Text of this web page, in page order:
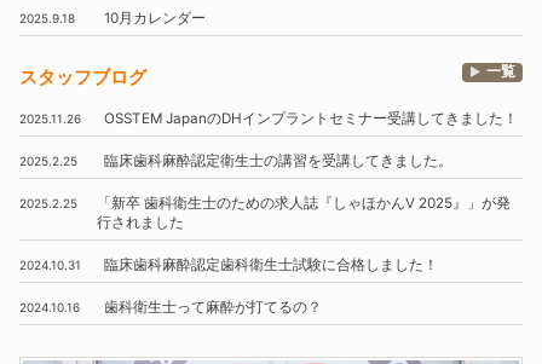
2025.9.18 10月 カレンダー
スタッフブログ 一覧
2025.11.26 OSSTEM JapanのDHインプラントセミナー受講してきました！
2025.2.25 臨床歯科麻酔認定衛生士の講習を受講してきました。
2025.2.25 「新卒 歯科衛生士のための求人誌『しゃほかんV 2025』」 が発
行されました
2024.10.31 臨床歯科麻酔認定歯科衛生士試験に合格しました！
2024.10.16 歯科衛生士って麻酔が打てるの？